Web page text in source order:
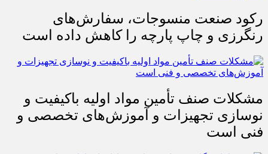
رکود صنعت منسوجات، سفارش‌های
رنگرزی و چاپ پارچه را کاهش داده است
مشکلات صنف تأمین مواد اولیه باکیفیت و
نوسازی تجهیزات و آموزش‌های تخصصی و
فنی است